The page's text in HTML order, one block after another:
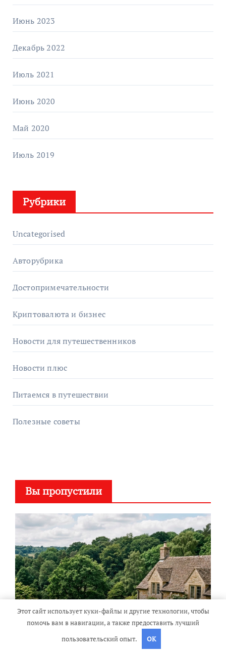
Июнь 2023
Декабрь 2022
Июль 2021
Июнь 2020
Май 2020
Июль 2019
Рубрики
Uncategorised
Авторубрика
Достопримечательности
Криптовалюта и бизнес
Новости для путешественников
Новости плюс
Питаемся в путешествии
Полезные советы
Вы пропустили
Особенности посуточной
аренды загородных домов для
Этот сайт использует куки-файлы и другие технологии, чтобы
помочь вам в навигации, а также предоставить лучший
пользовательский опыт.
OK